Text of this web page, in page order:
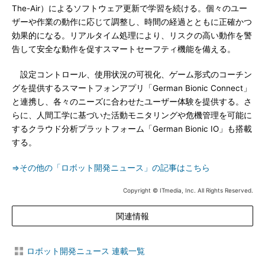
The-Air）によるソフトウェア更新で学習を続ける。個々のユー
ザーや作業の動作に応じて調整し、時間の経過とともに正確かつ
効果的になる。リアルタイム処理により、リスクの高い動作を警
告して安全な動作を促すスマートセーフティ機能を備える。
設定コントロール、使用状況の可視化、ゲーム形式のコーチン
グを提供するスマートフォンアプリ「German Bionic Connect」
と連携し、各々のニーズに合わせたユーザー体験を提供する。さ
らに、人間工学に基づいた活動モニタリングや危機管理を可能に
するクラウド分析プラットフォーム「German Bionic IO」も搭載
する。
⇒その他の「ロボット開発ニュース」の記事はこちら
Copyright © ITmedia, Inc. All Rights Reserved.
関連情報
ロボット開発ニュース 連載一覧